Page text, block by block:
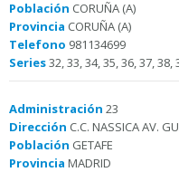
Población CORUÑA (A)
Provincia CORUÑA (A)
Telefono 981134699
Series32, 33, 34, 35, 36, 37, 38,
Administración 23
Dirección C.C. NASSICA AV.
Población GETAFE
Provincia MADRID